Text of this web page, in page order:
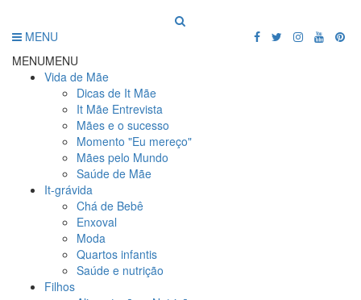
MENU
MENUMENU
Vida de Mãe
Dicas de It Mãe
It Mãe Entrevista
Mães e o sucesso
Momento "Eu mereço"
Mães pelo Mundo
Saúde de Mãe
It-grávida
Chá de Bebê
Enxoval
Moda
Quartos infantis
Saúde e nutrição
Filhos